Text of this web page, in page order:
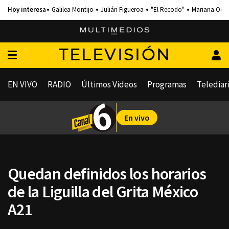
Galilea Montijo Julián Figueroa "El Recodo" Mariana
TELEVISIÓN
EN VIVO RADIO Últimos Videos Programas
En vivo
Quedan definidos los horarios
de la Liguilla del Grita México
A21